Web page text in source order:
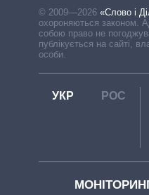
© 2009—2026 «Слово і
охороняються законом.
собою право не
публікується на сайті,
особи.
УКР РОС